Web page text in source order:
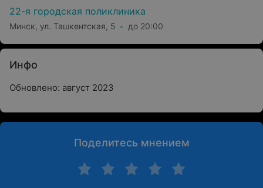
22-я городская поликлиника
Минск, ул. Ташкентская, 5 до 20:00
Инфо
Обновлено: август 2023
Поделитесь мнением